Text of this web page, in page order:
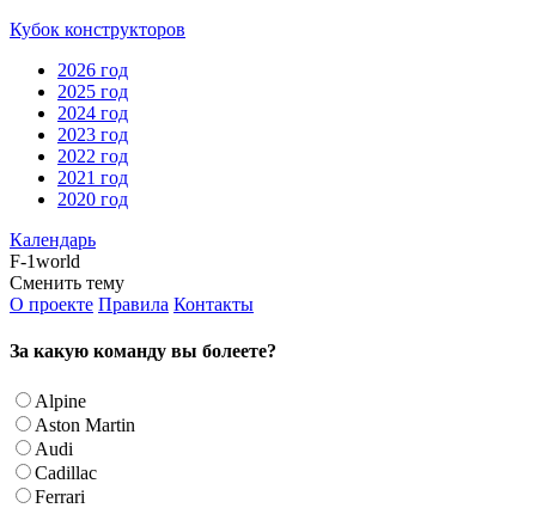
Кубок конструкторов
2026 год
2025 год
2024 год
2023 год
2022 год
2021 год
2020 год
Календарь
F-1world
Сменить тему
О проекте Правила Контакты
За какую команду вы болеете?
Alpine
Aston Martin
Audi
Cadillac
Ferrari